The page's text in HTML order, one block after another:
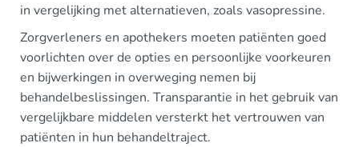
in vergelijking met alternatieven, zoals vasopressine.
Zorgverleners en apothekers moeten patiënten goed
voorlichten over de opties en persoonlijke voorkeuren
en bijwerkingen in overweging nemen bij
behandelbeslissingen. Transparantie in het gebruik van
vergelijkbare middelen versterkt het vertrouwen van
patiënten in hun behandeltraject.